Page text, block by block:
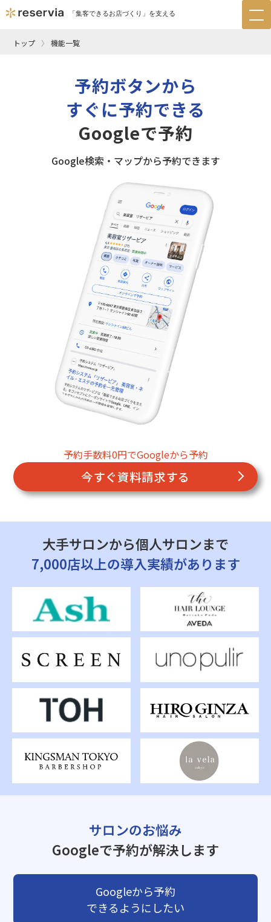
「集客できるお店づくり」を支える
トップ 機能一覧
予約ボタンから
すぐに予約できる
Googleで予約
Google検索・マップから予約できます
予約手数料0円でGoogleから予約
今すぐ資料請求する
大手サロンから個人サロンまで
7,000店以上の導入実績があります
サロンのお悩み
Googleで予約が解決します
Googleから予約
できるようにしたい